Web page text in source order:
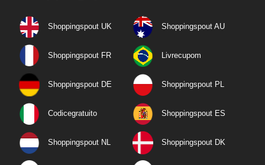
Shoppingspout UK Shoppingspout AU
Shoppingspout FR Livrecupom
Shoppingspout DE Shoppingspout PL
Codicegratuito Shoppingspout ES
Shoppingspout NL Shoppingspout DK